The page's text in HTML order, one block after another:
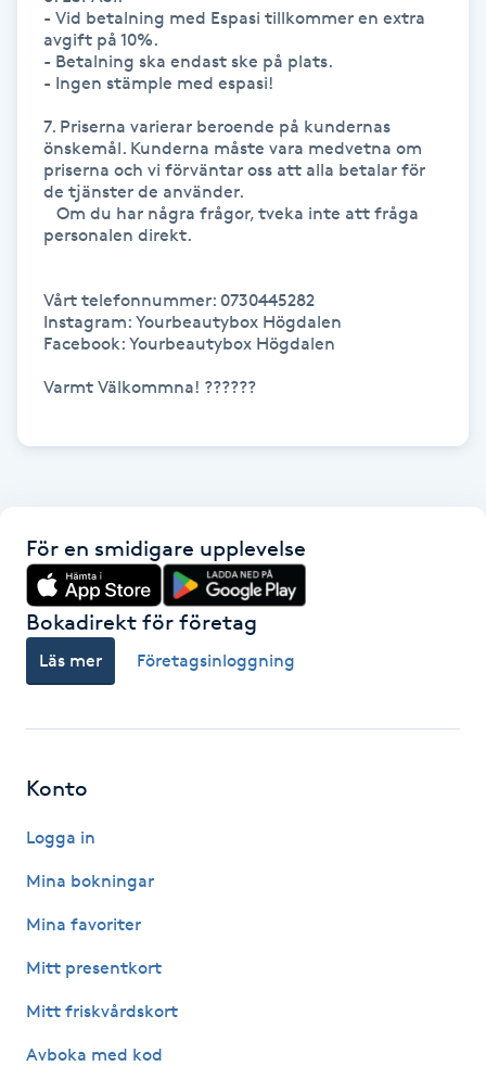
Laserbehandling
Lashlift Keratin
LED-ljusterapi
Liktornar
LPG-behandling
Läpptatuering
M
Makeup
Manikyr & Pedikyr
Massage
Medial vägledning
Medicinsk massage
Meditation
- Vid betalning med Espasi tillkommer en extra
avgift på 10%.
- Betalning ska endast ske på plats.
- Ingen stämple med espasi!
7. Priserna varierar beroende på kundernas
önskemål. Kunderna måste vara medvetna om
priserna och vi förväntar oss att alla betalar för
de tjänster de använder.
personalen direkt.
Vårt telefonnummer: 0730445282
Instagram: Yourbeautybox Högdalen
Facebook: Yourbeautybox Högdalen
Varmt Välkommna! ??????
För en smidigare upplevelse
Bokadirekt för företag
Läs mer Företagsinloggning
Konto
Logga in
Mina bokningar
Mina favoriter
Mitt presentkort
Mitt friskvårdskort
Avboka med kod